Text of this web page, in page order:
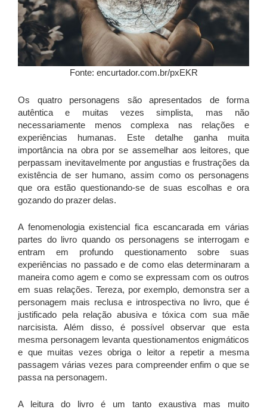
Fonte: encurtador.com.br/pxEKR
Os quatro personagens são apresentados de forma
autêntica e muitas vezes simplista, mas não
necessariamente menos complexa nas relações e
experiências humanas. Este detalhe ganha muita
importância na obra por se assemelhar aos leitores, que
perpassam inevitavelmente por angustias e frustrações da
existência de ser humano, assim como os personagens
que ora estão questionando-se de suas escolhas e ora
gozando do prazer delas.
A fenomenologia existencial fica escancarada em várias
partes do livro quando os personagens se interrogam e
entram em profundo questionamento sobre suas
experiências no passado e de como elas determinaram a
maneira como agem e como se expressam com os outros
em suas relações. Tereza, por exemplo, demonstra ser a
personagem mais reclusa e introspectiva no livro, que é
justificado pela relação abusiva e tóxica com sua mãe
narcisista. Além disso, é possível observar que esta
mesma personagem levanta questionamentos enigmáticos
e que muitas vezes obriga o leitor a repetir a mesma
passagem várias vezes para compreender enfim o que se
passa na personagem.
A leitura do livro é um tanto exaustiva mas muito